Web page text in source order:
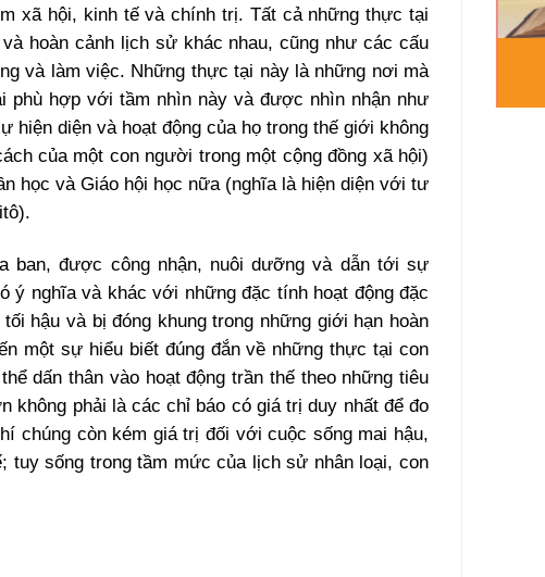
xã hội, kinh tế và chính trị. Tất cả những thực tại
hoàn cảnh lịch sử khác nhau, cũng như các cấu
và làm việc. Những thực tại này là những nơi mà
phù hợp với tầm nhìn này và được nhìn nhận như
hiện diện và hoạt động của họ trong thế giới không
của một con người trong một cộng đồng xã hội)
học và Giáo hội học nữa (nghĩa là hiện diện với tư
ban, được công nhận, nuôi dưỡng và dẫn tới sự
nghĩa và khác với những đặc tính hoạt động đặc
hậu và bị đóng khung trong những giới hạn hoàn
một sự hiểu biết đúng đắn về những thực tại con
dấn thân vào hoạt động trần thế theo những tiêu
không phải là các chỉ báo có giá trị duy nhất để đo
chúng còn kém giá trị đối với cuộc sống mai hậu,
sống trong tầm mức của lịch sử nhân loại, con